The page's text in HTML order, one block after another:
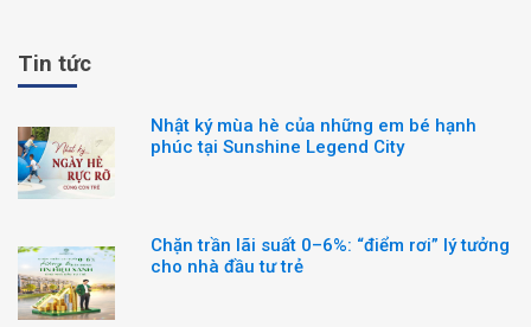
Tin tức
Nhật ký mùa hè của những em bé hạnh
phúc tại Sunshine Legend City
Chặn trần lãi suất 0–6%: “điểm rơi” lý tưởng
cho nhà đầu tư trẻ